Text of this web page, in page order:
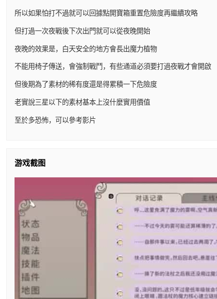
所以如果怕打不過就可以回據點開寶箱重置危險度再繼續攻略
但打過一次夜戰後下次出門就可以從夜晚開始
夜晚的效果是，白天安全的地方會長出魔力植物
不能用椅子傳送，會強制戰鬥，有些通道必須要打過夜戰才會開啟
但後期為了素材的稀有度還是得累積一下危險度
老實說三星以下的素材基本上沒什麼實用價值
至於多恐怖，可以參考影片
游戏截图